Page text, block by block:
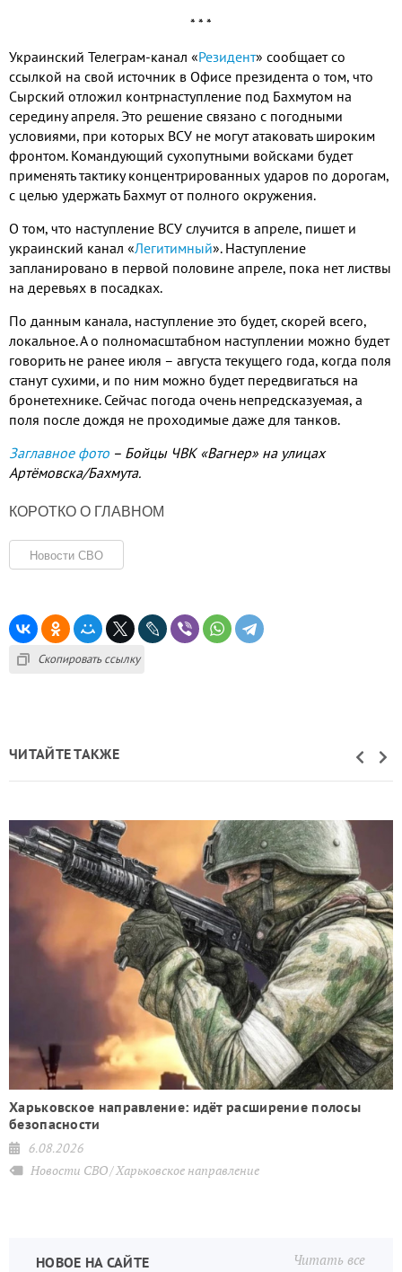
* * *
Украинский Телеграм-канал «Резидент» сообщает со
ссылкой на свой источник в Офисе президента о том, что
Сырский отложил контрнаступление под Бахмутом на
середину апреля. Это решение связано с погодными
условиями, при которых ВСУ не могут атаковать широким
фронтом. Командующий сухопутными войсками будет
применять тактику концентрированных ударов по дорогам,
с целью удержать Бахмут от полного окружения.
О том, что наступление ВСУ случится в апреле, пишет и
украинский канал «Легитимный». Наступление
запланировано в первой половине апреле, пока нет листвы
на деревьях в посадках.
По данным канала, наступление это будет, скорей всего,
локальное. А о полномасштабном наступлении можно будет
говорить не ранее июля – августа текущего года, когда поля
станут сухими, и по ним можно будет передвигаться на
бронетехнике. Сейчас погода очень непредсказуемая, а
поля после дождя не проходимые даже для танков.
Заглавное фото – Бойцы ЧВК «Вагнер» на улицах
Артёмовска/Бахмута.
КОРОТКО О ГЛАВНОМ
Новости СВО
Скопировать ссылку
ЧИТАЙТЕ ТАКЖЕ
Харьковское направление: идёт расширение полосы
безопасности
6.08.2026
Новости СВО Харьковское направление
Читать все
НОВОЕ НА САЙТЕ